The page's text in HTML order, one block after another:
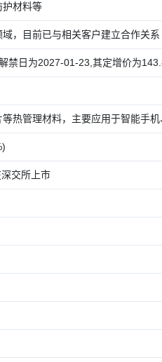
护材料等
，目前已与相关客户建立合作关系
禁日为2027-01-23,其定增价为
热管理材料，主要应用于智能手
交所上市